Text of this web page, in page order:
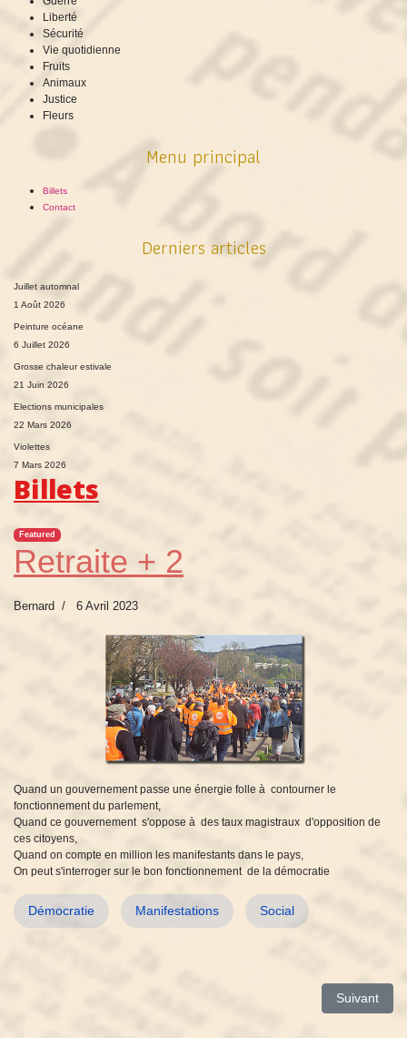
Liberté
Sécurité
Vie quotidienne
Fruits
Animaux
Justice
Fleurs
Menu principal
Billets
Contact
Derniers articles
Juillet automnal
1 Août 2026
Peinture océane
6 Juillet 2026
Grosse chaleur estivale
21 Juin 2026
Elections municipales
22 Mars 2026
Violettes
7 Mars 2026
Billets
Featured
Retraite + 2
Bernard 6 Avril 2023
Quand un gouvernement passe une énergie folle à contourner le
fonctionnement du parlement,
Quand ce gouvernement s'oppose à des taux magistraux d'opposition de
ces citoyens,
Quand on compte en million les manifestants dans le pays,
On peut s'interroger sur le bon fonctionnement de la démocratie
Démocratie Manifestations Social
Article
Suivant